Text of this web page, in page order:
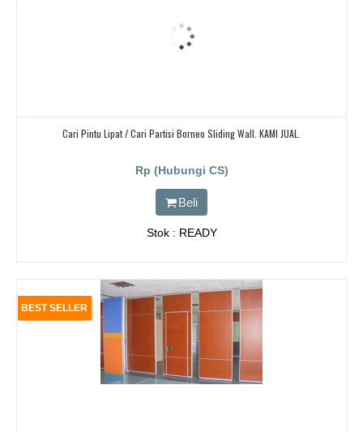
Cari Pintu Lipat / Cari Partisi Borneo Sliding Wall. KAMI JUAL.
Rp (Hubungi CS)
Beli
Stok : READY
BEST SELLER